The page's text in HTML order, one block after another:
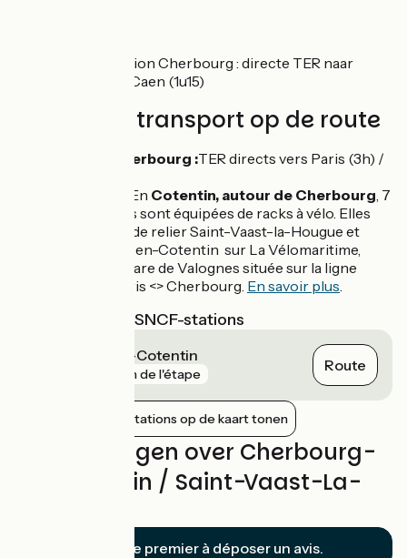
Dichtbij station Cherbourg : directe TER naar
Parijs (3u) / Caen (1u15)
Treinen en transport op de route
Gare de Cherbourg :TER directs vers Paris (3h) /
En Cotentin, autour de Cherbourg, 7
lignes de bus sont équipées de racks à vélo. Elles
permettent de relier Saint-Vaast-la-Hougue et
Bricquebec-en-Cotentin sur La Vélomaritime,
ainsi que la gare de Valognes située sur la ligne
Intercité Paris <> Cherbourg. En savoir plus.
Dichtstbijzijnde SNCF-stations
Cherbourg-en-Cotentin
1 km de l'étape Route
Nabijgelegen stations op de kaart tonen
Beoordelingen over Cherbourg-
en-Cotentin / Saint-Vaast-La-
Soyez le premier à déposer un avis.